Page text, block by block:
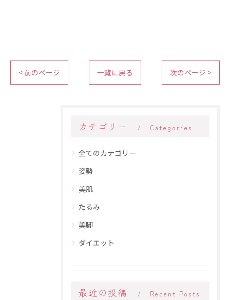
< 前のページ 一覧に戻る 次のページ >
カテゴリー Categories
全てのカテゴリー
姿勢
美肌
たるみ
美脚
ダイエット
最近の投稿 Recent Posts